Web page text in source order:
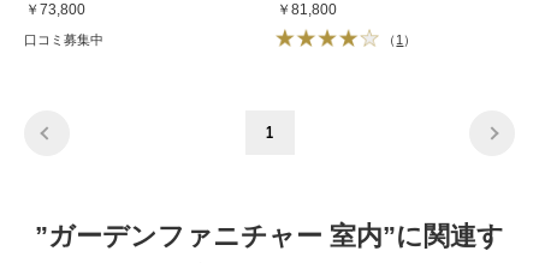
￥73,800
口コミ募集中
￥81,800
（1）
1
”ガーデンファニチャー 室内”に関連す